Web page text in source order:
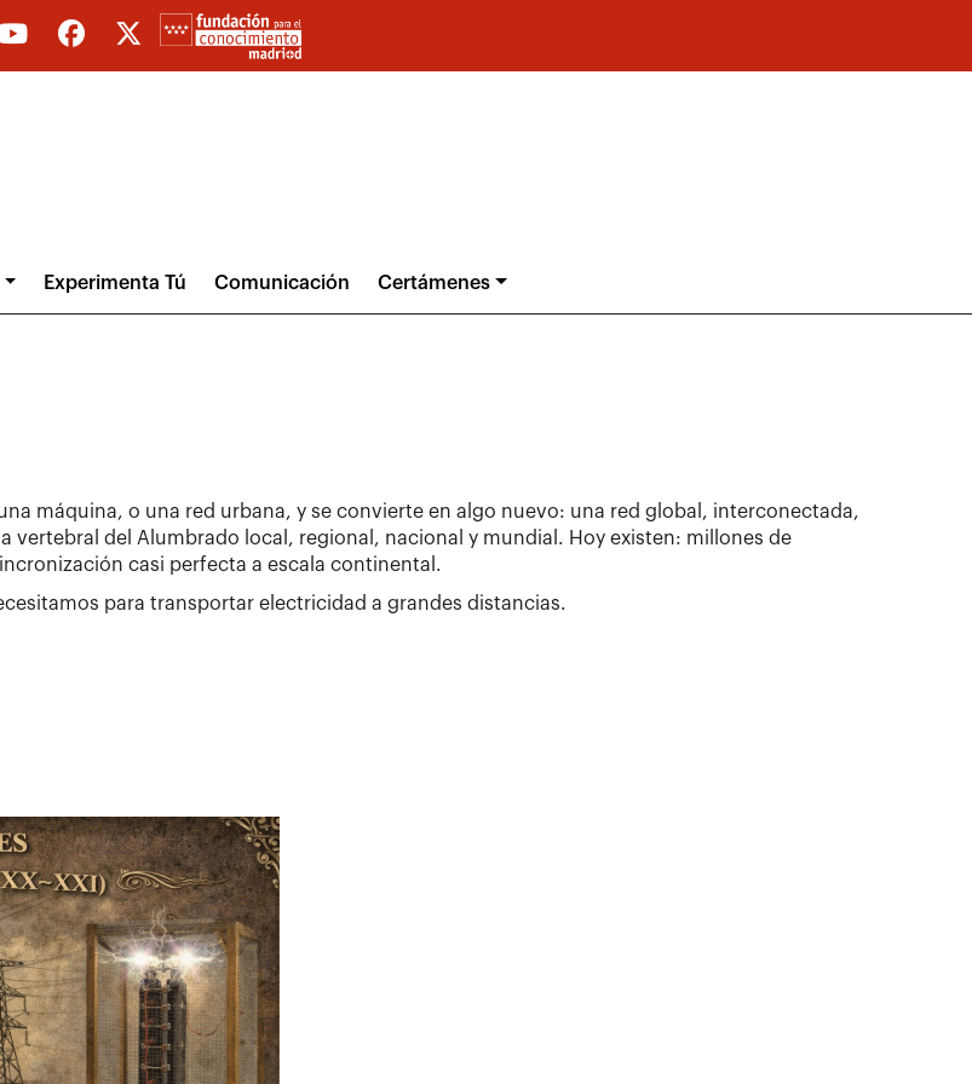
Experimenta Tú Comunicación Certámenes
máquina, o una red urbana, y se convierte en algo nuevo: una red global, interconectada,
vertebral del Alumbrado local, regional, nacional y mundial. Hoy existen: millones de
casi perfecta a escala continental.
para transportar electricidad a grandes distancias.